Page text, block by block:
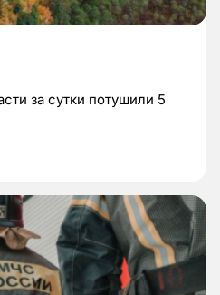
за сутки потушили 5